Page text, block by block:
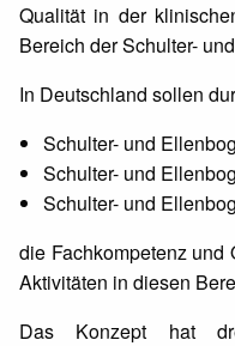
Qualität in der
Bereich der Schulter-
In Deutschland sollen
Schulter- und
Schulter- und
Schulter- und
die Fachkompetenz und
Aktivitäten in diesen
Das Konzept hat